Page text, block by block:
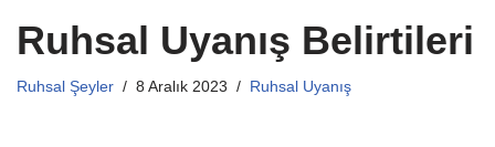
Ruhsal Uyanış Belirtileri
Ruhsal Şeyler 8 Aralık 2023 Ruhsal Uyanış